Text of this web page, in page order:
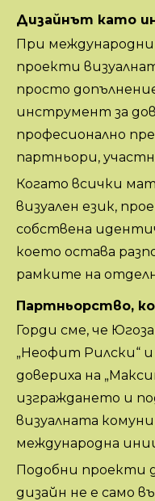
Дизайнът като
При
проекти
просто
инструмент за
професионално
партньори,
Когато всички
визуален език,
собствена
което остава
рамките на
Партньорство,
Горди сме, че
„Неофит Рилски“
довериха на
изграждането и
визуалната
международна
Подобни проекти
дизайн не е само